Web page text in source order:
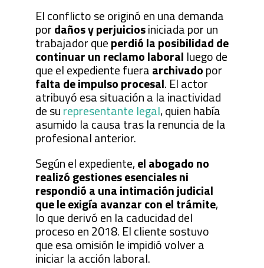
El conflicto se originó en una demanda
pordaños y perjuiciosiniciada por un
trabajador queperdió la posibilidad de
continuar un reclamo laboral luego de
que el expediente fueraarchivadopor
falta de impulso procesal. El actor
atribuyó esa situación a la inactividad
de surepresentante legal, quien había
asumido la causa tras la renuncia de la
profesional anterior.
Según el expediente,el abogado no
realizó gestiones esenciales ni
respondió a una intimación judicial
que le exigía avanzar con el trámite,
lo que derivó en la caducidad del
proceso en 2018. El cliente sostuvo
que esa omisión le impidió volver a
iniciar la acción laboral.